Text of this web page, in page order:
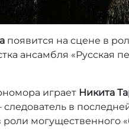
появится на сцене в
ансамбля «Русская
играет Никита
в
роли могущественного